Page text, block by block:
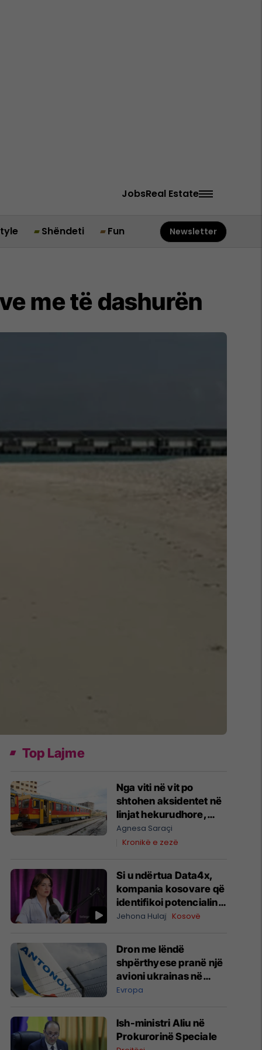
JobsReal Estate
Shëndeti Fun Newsletter
me të dashurën
Top Lajme
Nga viti në vit po
shtohen aksidentet në
linjat hekurudhore,
kërkohen masa
urgjente për sigurinë
Agnesa Saraçi
Kronikë e zezë
Si u ndërtua Data4x,
kompania kosovare që
identifikoi potencialin
prej 1 miliard eurosh
Jehona Hulaj Kosovë
Dron me lëndë
shpërthyese pranë një
avioni ukrainas në
Leipzig
Evropa
Ish-ministri ​Aliu në
Prokurorinë Speciale